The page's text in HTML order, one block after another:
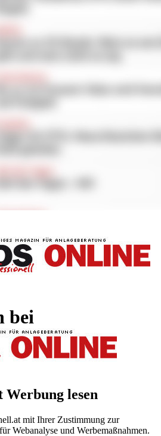
bei
lesen
mit Ihrer Zustimmung zur
Webanalyse und Werbemaßnahmen.